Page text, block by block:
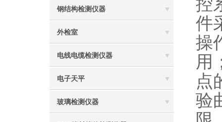
钢结构检测仪器
外检室
电线电缆检测仪器
电子天平
玻璃检测仪器
控
件
操
用
点
验